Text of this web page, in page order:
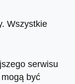
Wszystkie
serwisu
być